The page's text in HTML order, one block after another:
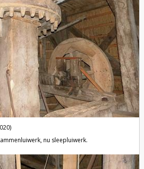
nu sleepluiwerk.